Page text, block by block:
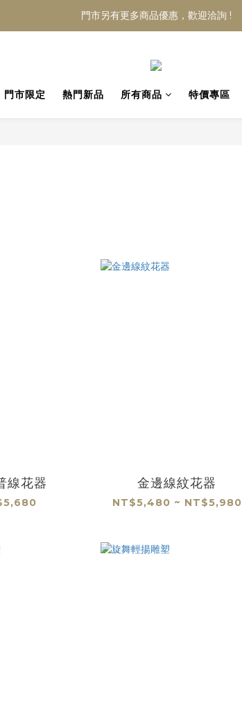
門市另有更多商品優惠，歡迎洽詢 !
門市限定 熱門新品 所有商品 特價專區
線花器 金邊線紋花器
NT$5,480 ~ NT$5,980